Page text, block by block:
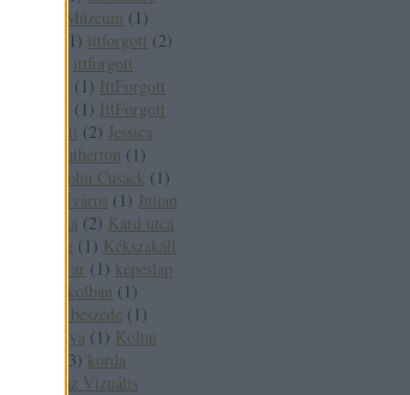
Múzeum ( 1 )
1 ) ittforgott (2)
ittforgott
( 1 ) IttForgott
( 1 ) IttForgott
Itt forgott (2) Jessica
Joey Heatherton ( 1 )
John Cusack ( 1 )
Józsefváros ( 1 ) Julian
Kalifornia (2) Kard utca
Beckinsale ( 1 ) Kékszakáll
pályaudvar ( 1 ) képeslap
a pokolban ( 1 )
Király beszéde ( 1 )
Kőbánya ( 1 ) Koltai
3) korda
Közgáz Vizuális